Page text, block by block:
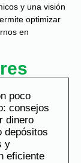
y una visión
optimizar
en
poco
consejos
dinero
depósitos
y
eficiente